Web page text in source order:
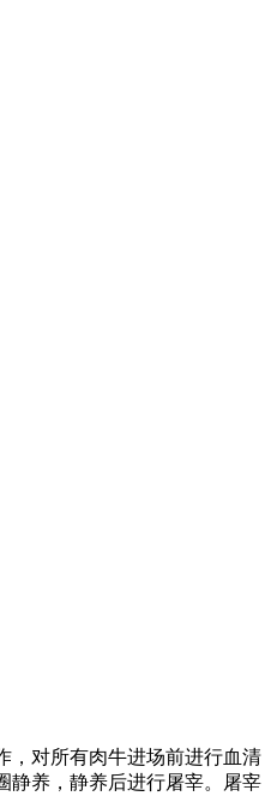
，对所有肉牛进场前进行血清
静养，静养后进行屠宰。屠宰